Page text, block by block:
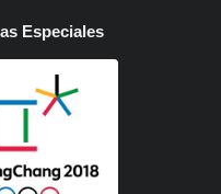
Especiales